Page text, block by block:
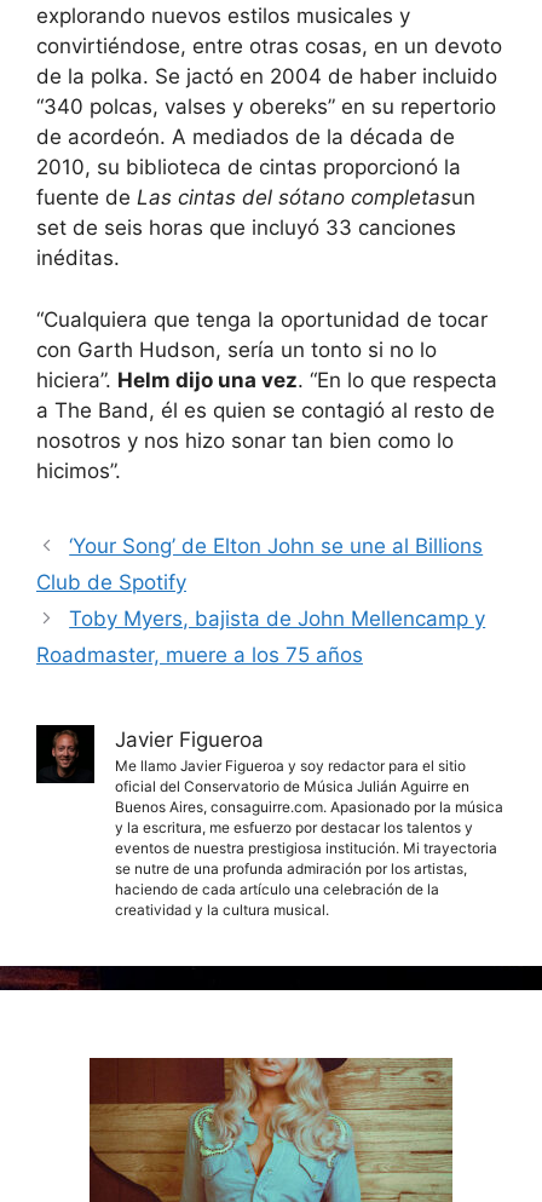
explorando nuevos estilos musicales y
convirtiéndose, entre otras cosas, en un devoto
de la polka. Se jactó en 2004 de haber incluido
“340 polcas, valses y obereks” en su repertorio
de acordeón. A mediados de la década de
2010, su biblioteca de cintas proporcionó la
fuente de Las cintas del sótano completasun
set de seis horas que incluyó 33 canciones
inéditas.
“Cualquiera que tenga la oportunidad de tocar
con Garth Hudson, sería un tonto si no lo
hiciera”. Helm dijo una vez. “En lo que respecta
a The Band, él es quien se contagió al resto de
nosotros y nos hizo sonar tan bien como lo
hicimos”.
‘Your Song’ de Elton John se une al Billions
Club de Spotify
Toby Myers, bajista de John Mellencamp y
Roadmaster, muere a los 75 años
Javier Figueroa
Me llamo Javier Figueroa y soy redactor para el sitio
oficial del Conservatorio de Música Julián Aguirre en
Buenos Aires, consaguirre.com. Apasionado por la música
y la escritura, me esfuerzo por destacar los talentos y
eventos de nuestra prestigiosa institución. Mi trayectoria
se nutre de una profunda admiración por los artistas,
haciendo de cada artículo una celebración de la
creatividad y la cultura musical.